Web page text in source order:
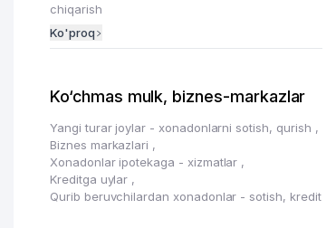
chiqarish
Ko'proq
Ko‘chmas mulk, biznes-markazlar
Yangi turar joylar - xonadonlarni sotish, qurish ,
Biznes markazlari ,
Xonadonlar ipotekaga - xizmatlar ,
Kreditga uylar ,
Qurib beruvchilardan xonadonlar - sotish, kredit